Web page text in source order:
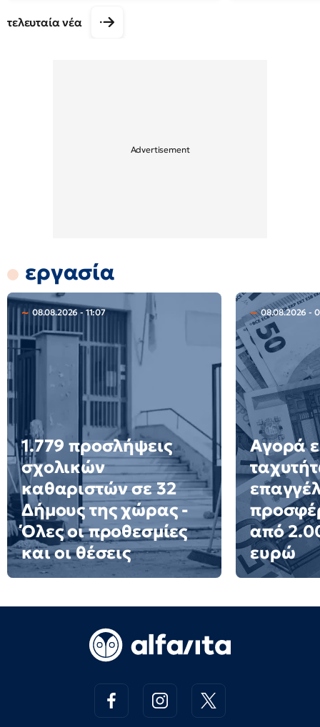
τελευταία νέα
εργασία
08.08.2026 - 11:07
1.779 προσλήψεις
σχολικών
καθαριστών σε 32
Δήμους της χώρας -
Όλες οι προθεσμίες
και οι θέσεις
08.08.2026 -
Αγορά
από
ευρώ